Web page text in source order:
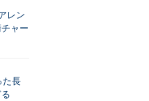
レン
ャー
た長